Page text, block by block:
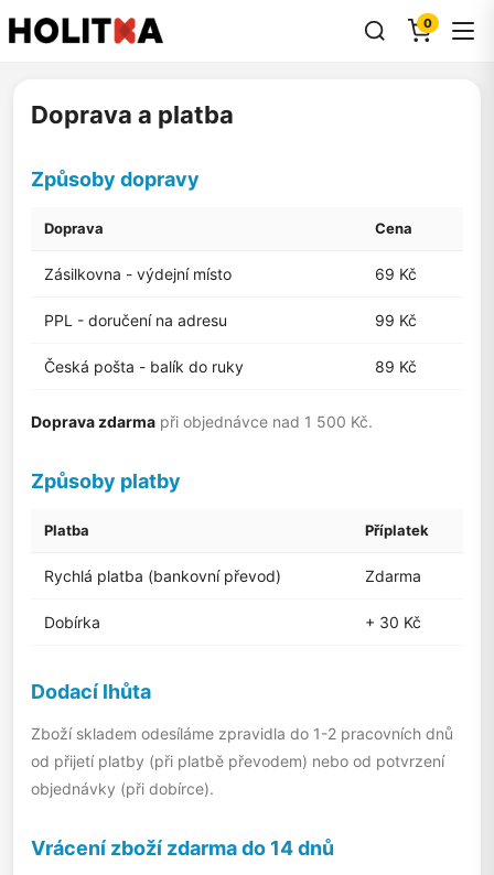
0
Doprava a platba
Způsoby dopravy
Doprava Cena
Zásilkovna - výdejní místo 69 Kč
PPL - doručení na adresu 99 Kč
Česká pošta - balík do ruky 89 Kč
Doprava zdarma při objednávce nad 1 500 Kč.
Způsoby platby
Platba Příplatek
Rychlá platba (bankovní převod) Zdarma
Dobírka + 30 Kč
Dodací lhůta
Zboží skladem odesíláme zpravidla do 1-2 pracovních dnů
od přijetí platby (při platbě převodem) nebo od potvrzení
objednávky (při dobírce).
Vrácení zboží zdarma do 14 dnů